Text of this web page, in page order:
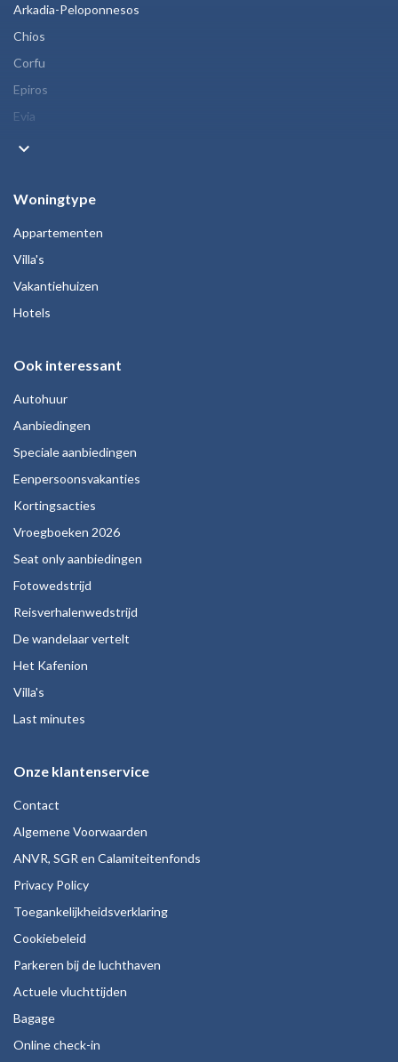
Arkadia-Peloponnesos
Chios
Corfu
Epiros
Evia
keyboard_arrow_down
Woningtype
Appartementen
Villa's
Vakantiehuizen
Hotels
Ook interessant
Autohuur
Aanbiedingen
Speciale aanbiedingen
Eenpersoonsvakanties
Kortingsacties
Vroegboeken 2026
Seat only aanbiedingen
Fotowedstrijd
Reisverhalenwedstrijd
De wandelaar vertelt
Het Kafenion
Villa's
Last minutes
Onze klantenservice
Contact
Algemene Voorwaarden
ANVR, SGR en Calamiteitenfonds
Privacy Policy
Toegankelijkheidsverklaring
Cookiebeleid
Parkeren bij de luchthaven
Actuele vluchttijden
Bagage
Online check-in